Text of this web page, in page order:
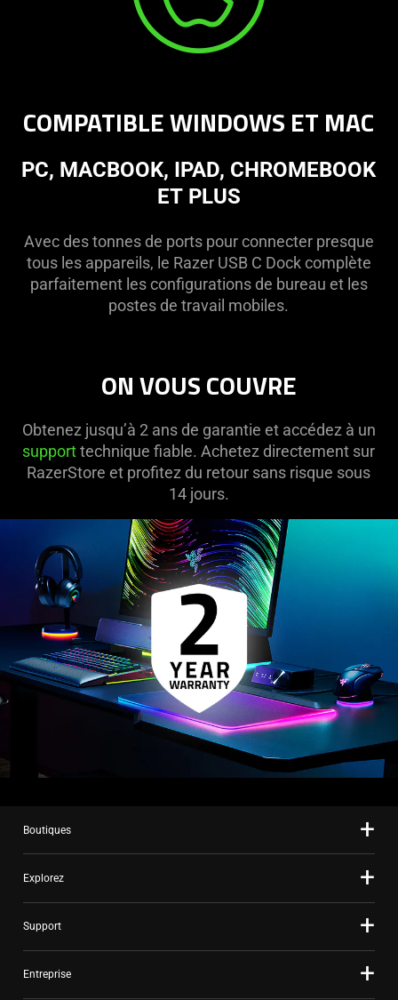
COMPATIBLE WINDOWS ET MAC
PC, MACBOOK, IPAD, CHROMEBOOK
ET PLUS
Avec des tonnes de ports pour connecter presque
tous les appareils, le Razer USB C Dock complète
parfaitement les configurations de bureau et les
postes de travail mobiles.
ON VOUS COUVRE
Obtenez jusqu’à 2 ans de garantie et accédez à un
supporttechnique fiable. Achetez directement sur
RazerStore et profitez du retour sans risque sous
14 jours.
Boutiques
Explorez
Support
Entreprise